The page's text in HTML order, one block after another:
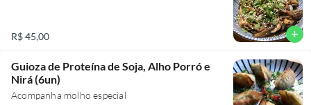
R$ 45,00 add
Guioza de Proteína de Soja, Alho Porró e
Nirá (6un)
Acompanha molho especial